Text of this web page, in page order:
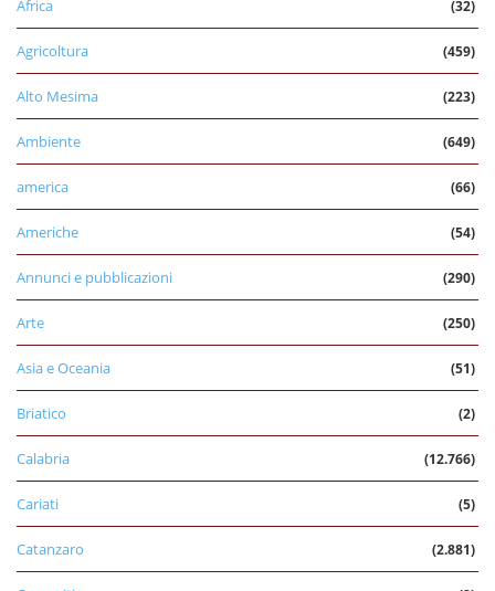
Africa (32)
Agricoltura (459)
Alto Mesima (223)
Ambiente (649)
america (66)
Americhe (54)
Annunci e pubblicazioni (290)
Arte (250)
Asia e Oceania (51)
Briatico (2)
Calabria (12.766)
Cariati (5)
Catanzaro (2.881)